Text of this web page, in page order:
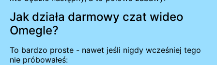
Jak działa darmowy czat wideo
Omegle?
To bardzo proste - nawet jeśli nigdy wcześniej tego
nie próbowałeś: